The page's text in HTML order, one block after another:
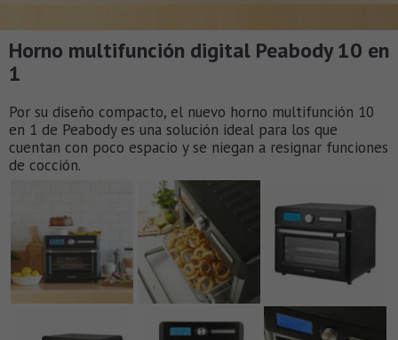
Horno multifunción digital Peabody 10 en
1
Por su diseño compacto, el nuevo horno multifunción 10
en 1 de Peabody es una solución ideal para los que
cuentan con poco espacio y se niegan a resignar funciones
de cocción.